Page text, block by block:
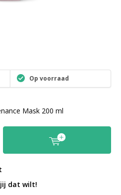
Op voorraad
Mask 200 ml
jij dat wilt!